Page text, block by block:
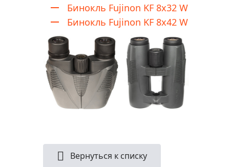
Бинокль Fujinon KF 8x32 W
Бинокль Fujinon KF 8x42 W
Вернуться к списку